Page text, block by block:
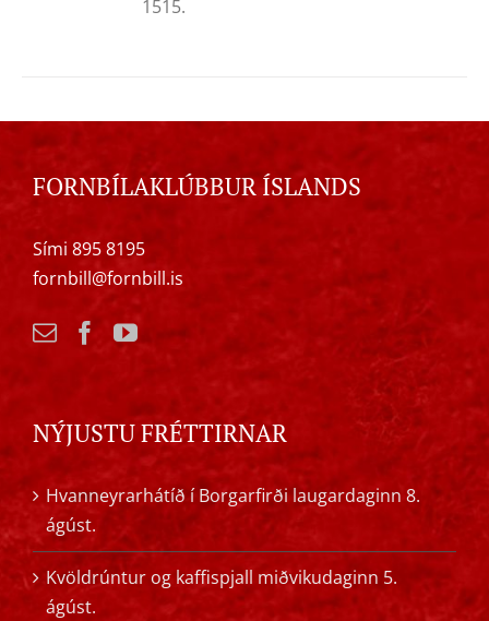
1515.
FORNBÍLAKLÚBBUR ÍSLANDS
Sími 895 8195
fornbill@fornbill.is
NÝJUSTU FRÉTTIRNAR
Hvanneyrarhátíð í Borgarfirði laugardaginn 8.
ágúst.
Kvöldrúntur og kaffispjall miðvikudaginn 5.
ágúst.